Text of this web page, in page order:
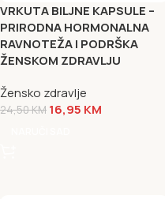
VRKUTA BILJNE KAPSULE –
PRIRODNA HORMONALNA
RAVNOTEŽA I PODRŠKA
ŽENSKOM ZDRAVLJU
Žensko zdravlje
24,50KM 16,95 KM